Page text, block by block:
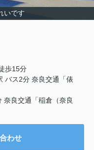
いです
歩15分
バス2分 奈良交通「俵
奈良交通「稲倉（奈良
わせ